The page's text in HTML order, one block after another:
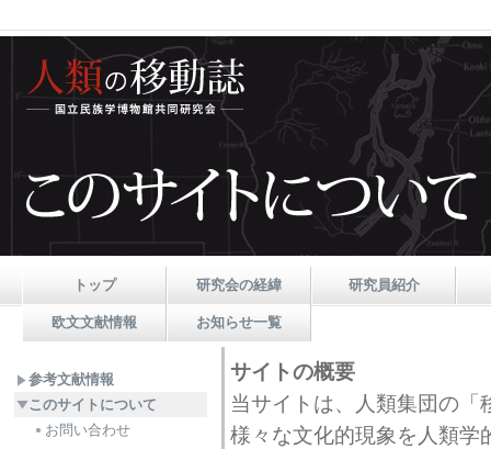
トップ 研究会の経緯 研究員紹介
欧文文献情報 お知らせ一覧
参考文献情報
このサイトについて
お問い合わせ
サイトの概要
当サイトは、人類集団の「
様々な文化的現象を人類学